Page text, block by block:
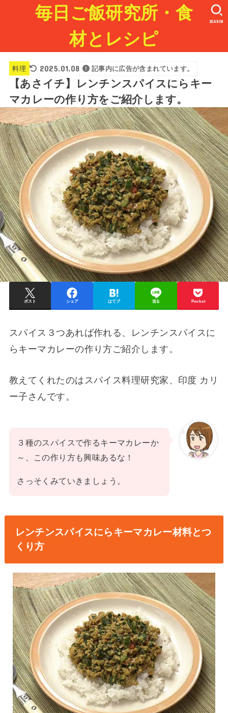
毎日ご飯研究所・食
材とレシピ
SEARCH
料理 2025.01.08 記事内に広告が含まれています。
【あさイチ】レンチンスパイスにらキー
マカレーの作り方をご紹介します。
ポスト シェア はてブ 送る Pocket
スパイス３つあれば作れる、レンチンスパイスに
らキーマカレーの作り方ご紹介します。
教えてくれたのはスパイス料理研究家、印度 カリ
ー子さんです。
３種のスパイスで作るキーマカレーか
～、この作り方も興味あるな！
さっそくみていきましょう。
レンチンスパイスにらキーマカレー材料とつ
くり方